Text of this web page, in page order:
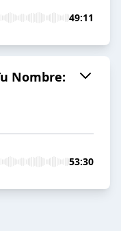
49:11
Nombre:
53:30